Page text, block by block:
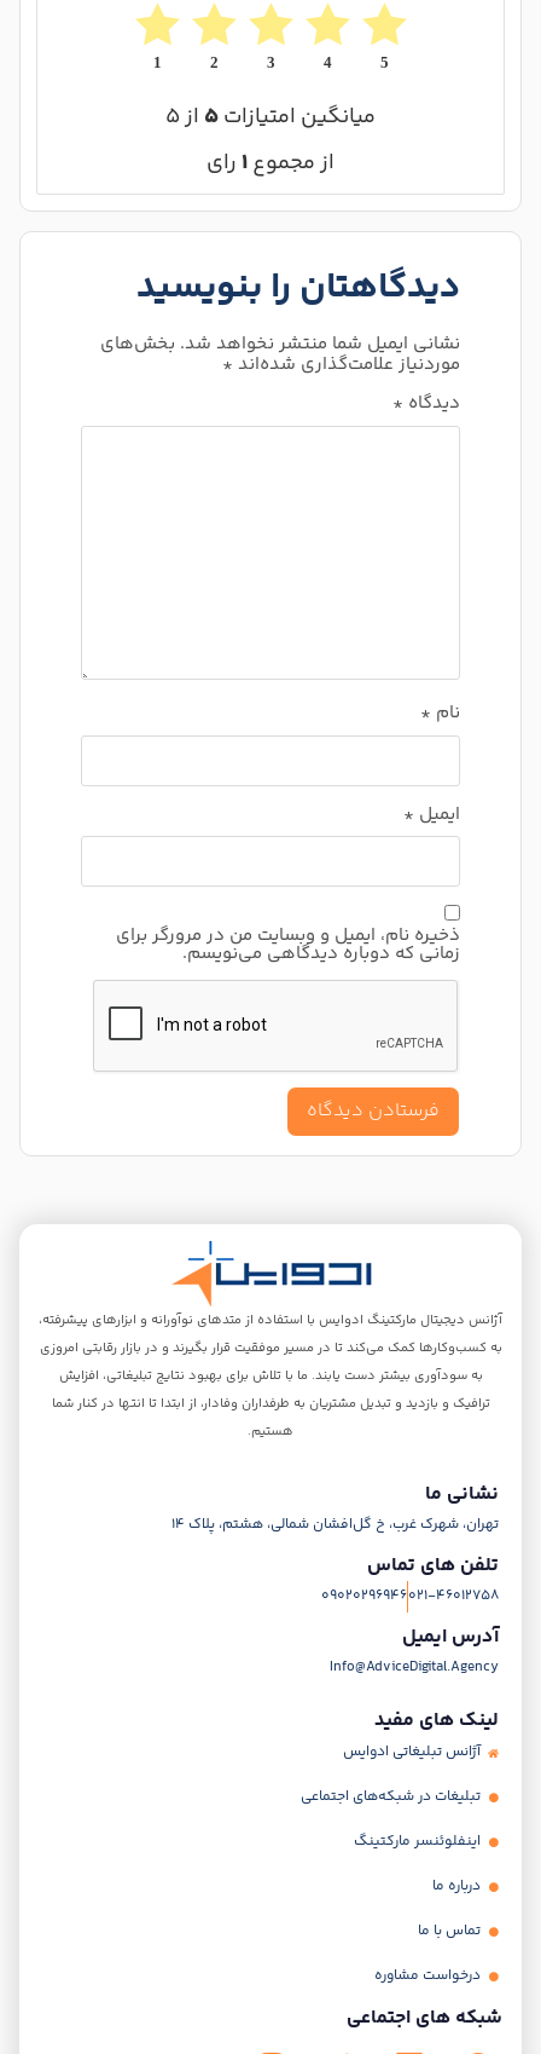
5
4
3
2
1
میانگین امتیازات۵ از ۵
از مجموع۱رای
دیدگاهتان را بنویسید
نشانی ایمیل شما منتشر نخواهد شد. بخش‌های
موردنیاز علامت‌گذاری شده‌اند *
دیدگاه *
نام *
ایمیل *
ذخیره نام، ایمیل و وبسایت من در مرورگر برای
زمانی که دوباره دیدگاهی می‌نویسم.
آژانس‌ دیجیتال مارکتینگ ادوایس با استفاده از متدهای نوآورانه و ابزارهای پیشرفته،
به کسب‌و‌کارها کمک می‌کند تا در مسیر موفقیت قرار بگیرند و در بازار رقابتی امروزی
به سودآوری بیشتر دست یابند. ما با تلاش برای بهبود نتایج تبلیغاتی، افزایش
ترافیک و بازدید و تبدیل مشتریان به طرفداران وفادار، از ابتدا تا انتها در کنار شما
هستیم.
نشانی ما
تهران، شهرک غرب، خ گل‌افشان شمالی، هشتم، پلاک 14
تلفن های تماس
021-46012758
09020296946
آدرس ایمیل
Info@AdviceDigital.Agency
لینک های مفید
آژانس تبلیغاتی ادوایس
تبلیغات در شبکه‌های اجتماعی
اینفلوئنسر مارکتینگ
درباره ما
تماس با ما
درخواست مشاوره
شبکه های اجتماعی